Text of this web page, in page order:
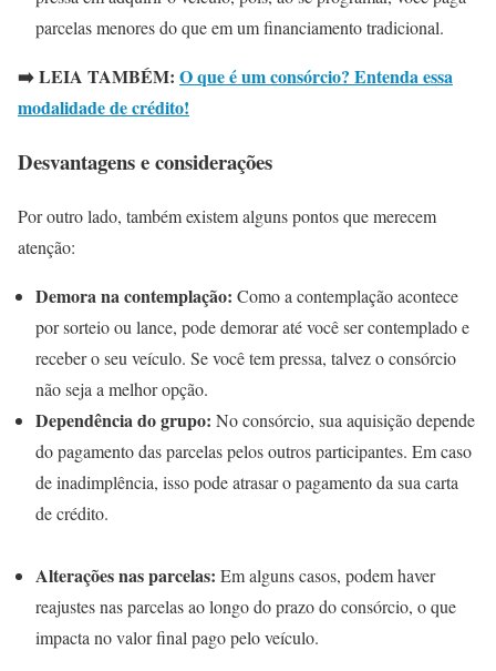
parcelas menores do que em um financiamento tradicional.
➡️ LEIA TAMBÉM: O que é um consórcio? Entenda essa
modalidade de crédito!
Desvantagens e considerações
Por outro lado, também existem alguns pontos que merecem
atenção:
Demora na contemplação: Como a contemplação acontece
por sorteio ou lance, pode demorar até você ser contemplado e
receber o seu veículo. Se você tem pressa, talvez o consórcio
não seja a melhor opção.
Dependência do grupo: No consórcio, sua aquisição depende
do pagamento das parcelas pelos outros participantes. Em caso
de inadimplência, isso pode atrasar o pagamento da sua carta
de crédito.
Alterações nas parcelas: Em alguns casos, podem haver
reajustes nas parcelas ao longo do prazo do consórcio, o que
impacta no valor final pago pelo veículo.